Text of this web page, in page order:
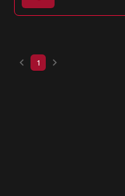
keyboard_arrow_left 1 keyboard_arrow_right